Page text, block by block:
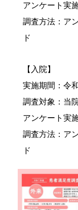
アンケート実
調査方法：ア
ド
【入院】
実施期間：令
調査対象：当
アンケート実
調査方法：ア
ド